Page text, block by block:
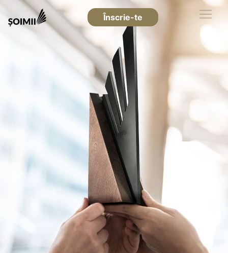
Înscrie-te